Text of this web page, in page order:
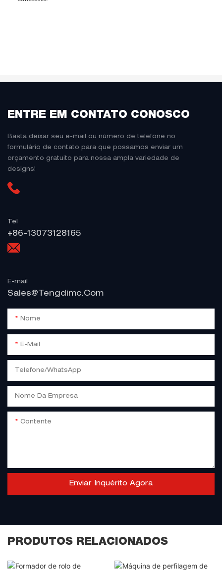
ENTRE EM CONTATO CONOSCO
Basta deixar seu e-mail ou número de telefone no
formulário de contato para que possamos enviar um
orçamento gratuito para nossa ampla variedade de
designs!
Tel
+86-13073128165
E-mail
Sales@tengdimc.com
Nome
E-Mail
Telefone/WhatsApp
Nome Da Empresa
Contente
Enviar Inquérito Agora
PRODUTOS RELACIONADOS